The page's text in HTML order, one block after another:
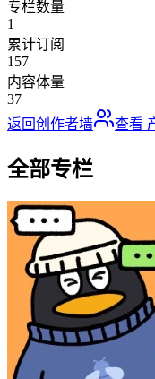
专栏数量
1
累计订阅
157
内容体量
37
返回创作者墙
查看
全部专栏